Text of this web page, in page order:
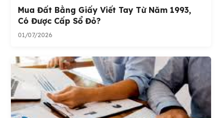
Mua Đất Bằng Giấy Viết Tay Từ Năm 1993,
Có Được Cấp Sổ Đỏ?
01/07/2026